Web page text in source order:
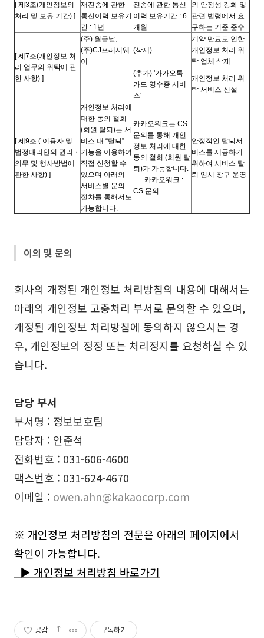
[제3조(개인정보의
처리 및 보유 기간) ]
재전송에 관한
통신이력 보유기
간 : 1년
전송에 관한 통신
이력 보유기간 : 6
개월
의 안정성 강화 및
관련 법령에서 요
구하는 기준 준수
[제7조(개인정보 처
리 업무의 위탁에 관
한 사항) ]
(주) 월급날,
(주)CJ프레시웨
이
(삭제)
계약 만료로 인한
개인정보 처리 위
탁 업체 삭제
-
(추가) '카카오톡
카드 영수증 서비
스'
개인정보 처리 위
탁 서비스 신설
[제9조 ( 이용자 및
법정대리인의 권리
・
의무 및 행사방법에
관한 사항) ]
개인정보 처리에
대한 동의 철회
(회원 탈퇴)는 서
비스 내 “탈퇴”
기능을 이용하여
직접 신청할 수
있으며 아래의
서비스별 문의
절차를 통해서도
가능합니다.
카카오워크는 CS
문의를 통해 개인
정보 처리에 대한
동의 철회 (회원 탈
퇴)가 가능합니다.
- 카카오워크 :
CS 문의
안정적인 탈퇴서
비스를 제공하기
위하여 서비스 탈
퇴 임시 창구 운영
이의 및 문의
회사의 개정된 개인정보 처리방침의 내용에 대해서는
아래의 개인정보 고충처리 부서로 문의할 수 있으며,
개정된 개인정보 처리방침에 동의하지 않으시는 경
우, 개인정보의 정정 또는 처리정지를 요청하실 수 있
습니다.
담당 부서
부서명 : 정보보호팀
담당자 : 안준석
전화번호 : 031-606-4600
팩스번호 : 031-624-4670
이메일 : owen.ahn@kakaocorp.com
※ 개인정보 처리방침의 전문은 아래의 페이지에서
확인이 가능합니다.
▶ 개인정보 처리방침 바로가기
공감 구독하기